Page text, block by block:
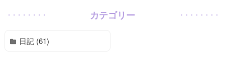
カテゴリー
日記 (61)